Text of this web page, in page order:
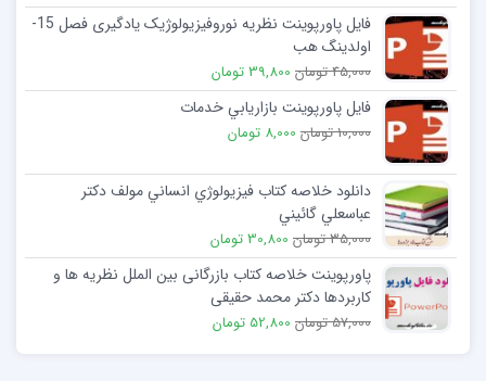
فایل پاورپوینت نظریه نوروفیزیولوژیک یادگیری فصل 15-
اولدینگ هب
45,000 تومان 39,800 تومان
فایل پاورپوینت بازاريابي خدمات
10,000 تومان 8,000 تومان
دانلود خلاصه کتاب فيزيولوژي انساني مولف دكتر
عباسعلي گائيني
35,000 تومان 30,800 تومان
پاورپوینت خلاصه کتاب بازرگانی بین الملل نظریه ها و
کاربردها دکتر محمد حقیقی
57,000 تومان 52,800 تومان